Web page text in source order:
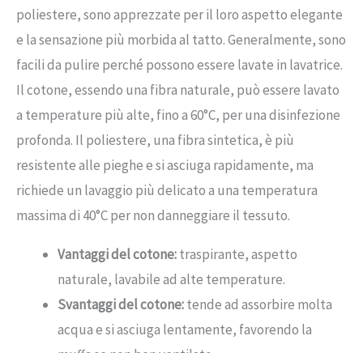
poliestere, sono apprezzate per il loro aspetto elegante
e la sensazione più morbida al tatto. Generalmente, sono
facili da pulire perché possono essere lavate in lavatrice.
Il cotone, essendo una fibra naturale, può essere lavato
a temperature più alte, fino a 60°C, per una disinfezione
profonda. Il poliestere, una fibra sintetica, è più
resistente alle pieghe e si asciuga rapidamente, ma
richiede un lavaggio più delicato a una temperatura
massima di 40°C per non danneggiare il tessuto.
Vantaggi del cotone:traspirante, aspetto
naturale, lavabile ad alte temperature.
Svantaggi del cotone:tende ad assorbire molta
acqua e si asciuga lentamente, favorendo la